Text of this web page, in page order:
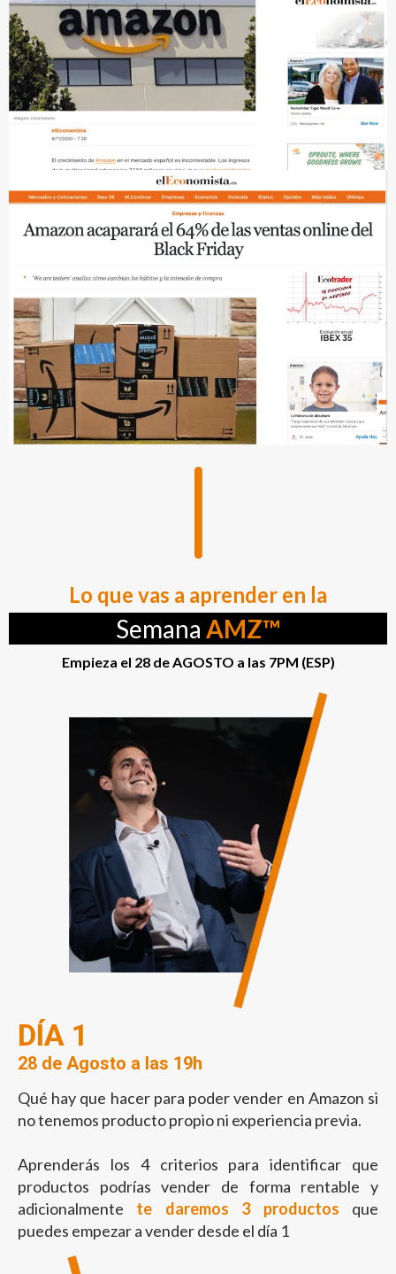
Lo que vas a aprender en la
Semana AMZ™
Empieza el 28 de AGOSTO a las 7PM (ESP)
DÍA 1
28 de Agosto a las 19h
Qué hay que hacer para poder vender en Amazon si
no tenemos producto propio ni experiencia previa.
Aprenderás los 4 criterios para identificar que
productos podrías vender de forma rentable y
adicionalmente te daremos 3 productos que
puedes empezar a vender desde el día 1